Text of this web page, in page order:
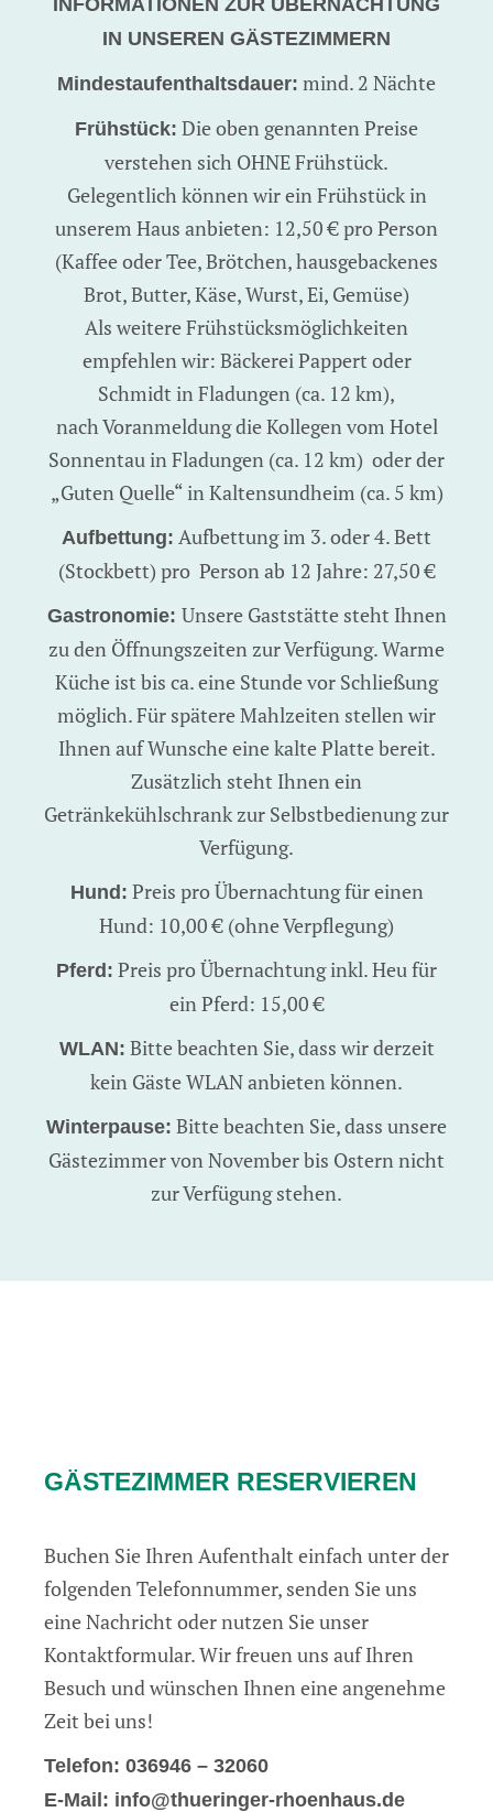
INFORMATIONEN ZUR ÜBERNACHTUNG
IN UNSEREN GÄSTEZIMMERN
Mindestaufenthaltsdauer: mind. 2 Nächte
Frühstück: Die oben genannten Preise
verstehen sich OHNE Frühstück.
Gelegentlich können wir ein Frühstück in
unserem Haus anbieten: 12,50 € pro Person
(Kaffee oder Tee, Brötchen, hausgebackenes
Brot, Butter, Käse, Wurst, Ei, Gemüse)
Als weitere Frühstücksmöglichkeiten
empfehlen wir: Bäckerei Pappert oder
Schmidt in Fladungen (ca. 12 km),
nach Voranmeldung die Kollegen vom Hotel
Sonnentau in Fladungen (ca. 12 km) oder der
„Guten Quelle“ in Kaltensundheim (ca. 5 km)
Aufbettung: Aufbettung im 3. oder 4. Bett
(Stockbett) pro Person ab 12 Jahre: 27,50 €
Gastronomie: Unsere Gaststätte steht Ihnen
zu den Öffnungszeiten zur Verfügung. Warme
Küche ist bis ca. eine Stunde vor Schließung
möglich. Für spätere Mahlzeiten stellen wir
Ihnen auf Wunsche eine kalte Platte bereit.
Zusätzlich steht Ihnen ein
Getränkekühlschrank zur Selbstbedienung zur
Verfügung.
Hund: Preis pro Übernachtung für einen
Hund: 10,00 € (ohne Verpflegung)
Pferd: Preis pro Übernachtung inkl. Heu für
ein Pferd: 15,00 €
WLAN: Bitte beachten Sie, dass wir derzeit
kein Gäste WLAN anbieten können.
Winterpause: Bitte beachten Sie, dass unsere
Gästezimmer von November bis Ostern nicht
zur Verfügung stehen.
GÄSTEZIMMER RESERVIEREN
Buchen Sie Ihren Aufenthalt einfach unter der
folgenden Telefonnummer, senden Sie uns
eine Nachricht oder nutzen Sie unser
Kontaktformular. Wir freuen uns auf Ihren
Besuch und wünschen Ihnen eine angenehme
Zeit bei uns!
Telefon: 036946 – 32060
E-Mail: info@thueringer-rhoenhaus.de